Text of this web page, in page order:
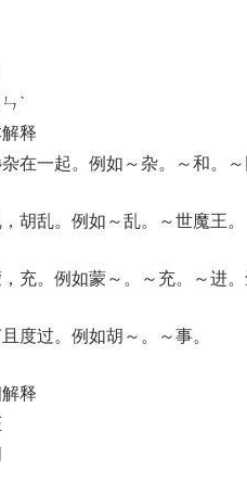
ˋ
释
在一起。例如～杂。～和。～
胡乱。例如～乱。～世魔王。
充。例如蒙～。～充。～进。
度过。例如胡～。～事。
释